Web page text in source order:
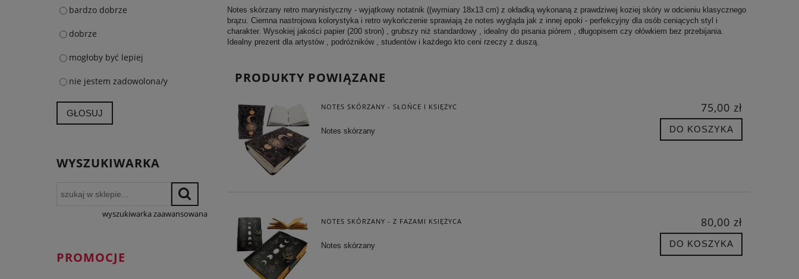
bardzo dobrze
dobrze
mogłoby być lepiej
nie jestem zadowolona/y
GŁOSUJ
WYSZUKIWARKA
wyszukiwarka zaawansowana
PROMOCJE
Notes skórzany retro marynistyczny - wyjątkowy notatnik ((wymiary 18x13 cm) z okładką wykonaną z prawdziwej koziej skóry w odcieniu klasycznego
brązu. Ciemna nastrojowa kolorystyka i retro wykończenie sprawiają że notes wygląda jak z innej epoki - perfekcyjny dla osób ceniących styl i
charakter. Wysokiej jakości papier (200 stron) , grubszy niż standardowy , idealny do pisania piórem , długopisem czy ołówkiem bez przebijania.
Idealny prezent dla artystów , podróżników , studentów i każdego kto ceni rzeczy z duszą.
PRODUKTY POWIĄZANE
NOTES SKÓRZANY - SŁOŃCE I KSIĘŻYC
Notes skórzany
75,00 zł
DO KOSZYKA
NOTES SKÓRZANY - Z FAZAMI KSIĘŻYCA
Notes skórzany
80,00 zł
DO KOSZYKA